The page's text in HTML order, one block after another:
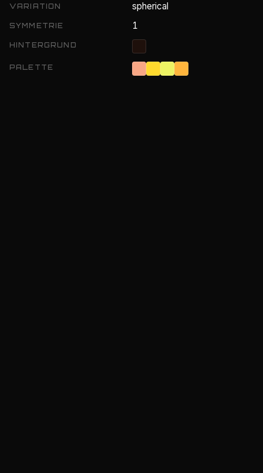
VARIATION spherical
SYMMETRIE 1
HINTERGRUND
PALETTE